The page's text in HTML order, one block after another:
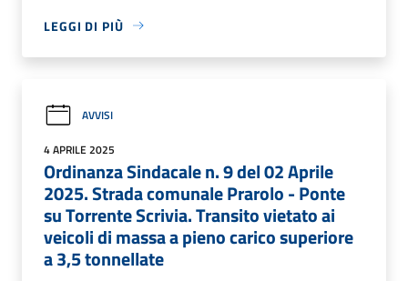
LEGGI DI PIÙ
AVVISI
4 APRILE 2025
Ordinanza Sindacale n. 9 del 02 Aprile
2025. Strada comunale Prarolo - Ponte
su Torrente Scrivia. Transito vietato ai
veicoli di massa a pieno carico superiore
a 3,5 tonnellate